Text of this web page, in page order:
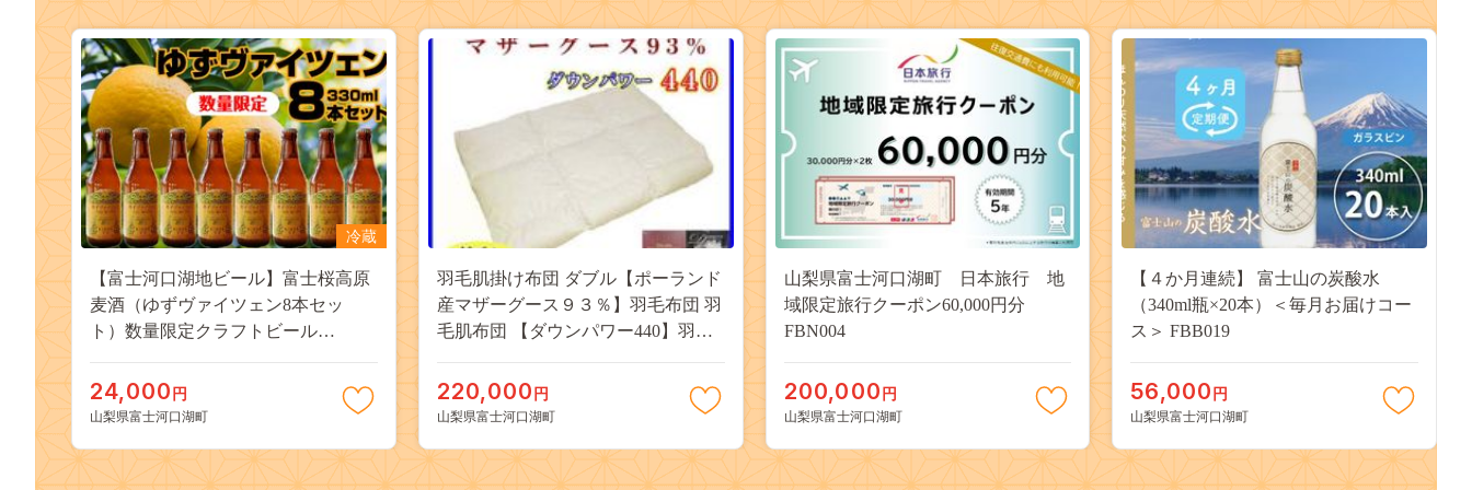
冷蔵
【富士河口湖地ビール】富士桜高原
麦酒（ゆずヴァイツェン8本セッ
ト）数量限定クラフトビール
24,000 円
山梨県富士河口湖町
羽毛肌掛け布団 ダブル【ポーランド
産マザーグース９３％】羽毛布団 羽
毛肌布団 【ダウンパワー440】羽毛
布団 190×210cm FAG073
220,000 円
山梨県富士河口湖町
山梨県富士河口湖町 日本旅行 地
域限定旅行クーポン60,000円分
FBN004
200,000 円
山梨県富士河口湖町
【４か月連続】 富士山の炭酸水
（340ml瓶×20本）＜毎月お届けコー
ス＞ FBB019
56,000 円
山梨県富士河口湖町